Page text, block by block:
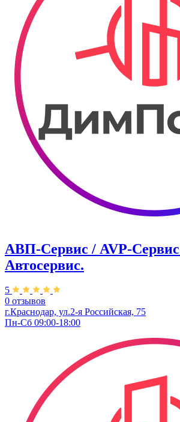
АВП-Сервис / AVP-
Автосервис.
5
0 отзывов
г.Краснодар, ул.2-я Российская, 75
Пн-Сб 09:00-18:00